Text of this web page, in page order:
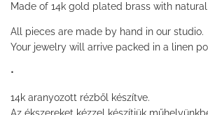
Made of 14k gold plated brass with
All pieces are made by hand in our studio.
Your jewelry will arrive packed in a linen
•
14k aranyozott rézből készítve.